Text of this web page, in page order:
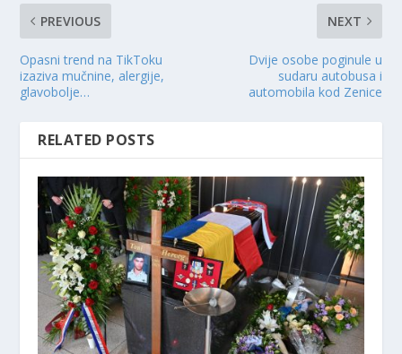
PREVIOUS
Opasni trend na TikToku
izaziva mučnine, alergije,
glavobolje…
NEXT
Dvije osobe poginule u
sudaru autobusa i
automobila kod Zenice
RELATED POSTS